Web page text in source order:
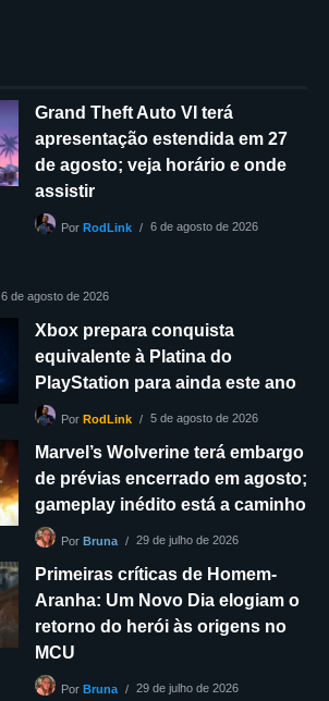
Grand Theft Auto VI terá
apresentação estendida em 27
de agosto; veja horário e onde
assistir
Por RodLink 6 de agosto de 2026
6 de agosto de 2026
Xbox prepara conquista
equivalente à Platina do
PlayStation para ainda este ano
Por RodLink 5 de agosto de 2026
Marvel’s Wolverine terá embargo
de prévias encerrado em agosto;
gameplay inédito está a caminho
Por Bruna 29 de julho de 2026
Primeiras críticas de Homem-
Aranha: Um Novo Dia elogiam o
retorno do herói às origens no
MCU
Por Bruna 29 de julho de 2026